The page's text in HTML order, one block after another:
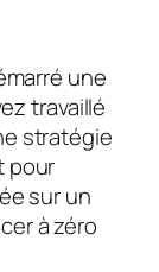
une
travaillé
stratégie
pour
sur un
à zéro